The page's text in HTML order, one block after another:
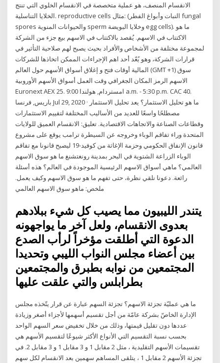
الانقسام المنصف، هو عملية متخصصة في الانقسام الخلوي التي تنتج
الخلايا التناسلية. reproductive cells مثال: (النبات وأبواغ الفطر fungal
spores والحيوانات المنوية sperm وخلايا البويضة egg cells). ما هو
الاكتتاب في الاسهم. يُقصد بالاكتتاب في الاسهم بيع جزء من الشركة
لمجموعة مختلفة من الأشخاص والأفراد بحيث يصبح لهم صلاحية التأثير في
قرارات الشركة، وهو يُعّد أحد اهم الإجراءات الممكن اتخاذها للشركات
المالية أوقات فتح و إغلاق أسواق الأسهم حول العالم (GMT +1) سوق
الاسهم الرمز المكان الجغرافي وقت العمل أسواق الأسهم الأوروبية
Euronext AEX 25. امستردام, هولندا 9:00 a.m. - 5:30 p.m. CAC 40.
باريس, فرنسا Jul 29, 2020 · ما هو تحليل الاستثمار؟ يعد تحليل الاستثمار
مصطلحًا واسعًا للعديد من الأساليب المختلفة لتقييم الاستثمارات
وقطاعات الصناعة والاتجاهات الاقتصادية. تعليق: الانقسام العميق للولايات
المتحدة وراء تفاقم الوباء وخروجه عن السيطرة ترامب يوقع على مشروع
قانون الإنفاق الحكومي وحزمة الإغاثة من كوفيد-19 ليصبح قانونا مع تفاقم
الوباء الزراعة الشتوية في البحر بمدينة رونغتشنغ ما هو سوق الاسهم
العالمي؟ ماهي أسواق الاسهم الرئيسية الموجودة في العالم؟ هذه أسئلة
رائعة. دعونا نلقي نظرة، حتى تفهم ما هو سوق الاسهم وكيف يعمل.
ملخص: ماهو سوق الاسهم العالمي
يتندر الليبيون مما يصيب كل شيء ببلادهم
بعدوى الانقسام، ولعل آخر ما يواجهونه
الدعوة التي أطلقت مؤخراً لرأب الصدع
بين أعضاء مجلس النواب الليبي وتحديدا
المجتمعين من نوابه بطبرق والمجتمعين
بطرابلس والتي علقت عليها
ما هي عمليّة تجزئة الاسهم؟ تجزئة السهم عبارة عن قرار يتّخذه مجلس
الإدارة الخاصّ بشركة عامّة من أجل تقسيم أسهمها لأجزاء أصغر وزيادة
عددها دون تقليل قيمتها، وذلك من خلال تخفيض سعر السهم الواحد
بحسب نسبة التقسيم التي الأنواع الأكثر شيوعًا لتقسيم الأسهم هي
تقسيمات الأسهم التقليدية ، مثل 2 مقابل 1 و 3 مقابل 1 و 3 مقابل 2. في
تجزئة الأسهم 2 مقابل 1 ، يتلقى المساهم سهمين بعد الانقسام لكل سهم